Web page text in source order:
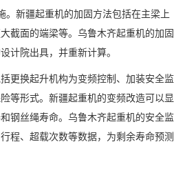
。新疆起重机的加固方法包括在主梁上
截面的端梁等。乌鲁木齐起重机的加固
计院出具，并重新计算。
更换起升机构为变频控制、加装安全监
等形式。新疆起重机的变频改造可以显
钢丝绳寿命。乌鲁木齐起重机的安全监
程、超载次数等数据，为剩余寿命预测